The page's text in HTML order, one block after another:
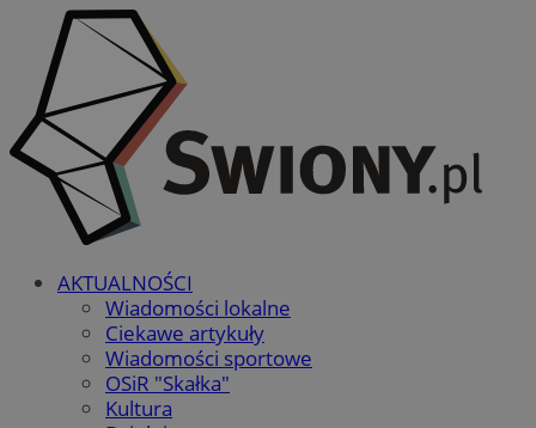
AKTUALNOŚCI
Wiadomości lokalne
Ciekawe artykuły
Wiadomości sportowe
OSiR "Skałka"
Kultura